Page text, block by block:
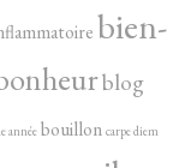
bien-
blog
année bouillon carpe diem